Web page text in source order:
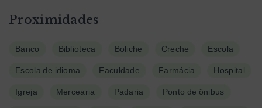
Proximidades
Banco Biblioteca Boliche Creche Escola
Escola de idioma Faculdade Farmácia Hospital
Igreja Mercearia Padaria Ponto de ônibus